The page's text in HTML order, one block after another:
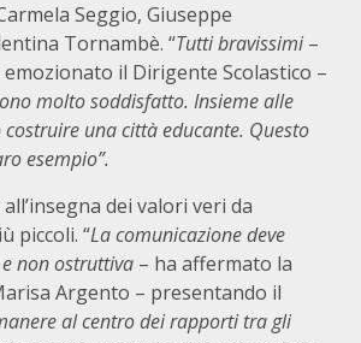
Seggio, Giuseppe
Tornambè. “Tutti bravissimi –
il Dirigente Scolastico –
molto soddisfatto. Insieme alle
una città educante. Questo
esempio”.
dei valori veri da
piccoli. “La comunicazione deve
non ostruttiva – ha affermato la
Argento – presentando il
al centro dei rapporti tra gli